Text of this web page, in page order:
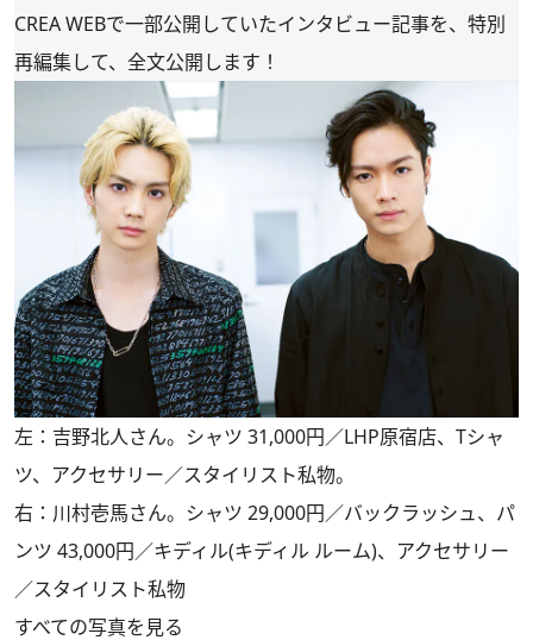
CREA WEBで一部公開していたインタビュー記事を、特別
再編集して、全文公開します！
左：吉野北人さん。シャツ 31,000円／LHP原宿店、Tシャ
ツ、アクセサリー／スタイリスト私物。
右：川村壱馬さん。シャツ 29,000円／バックラッシュ、パ
ンツ 43,000円／キディル(キディル ルーム)、アクセサリー
／スタイリスト私物
すべての写真を見る